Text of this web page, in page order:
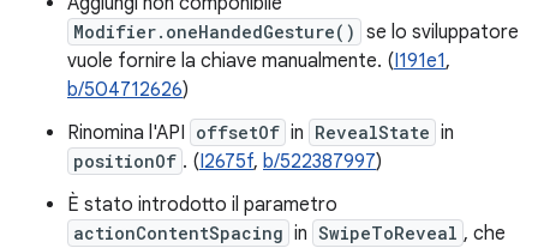
Modifier.oneHandedGesture() se lo sviluppatore
vuole fornire la chiave manualmente. (I191e1,
b/504712626)
Rinomina l'API offsetOf in RevealState in
positionOf . (I2675f, b/522387997)
È stato introdotto il parametro
actionContentSpacing in SwipeToReveal , che